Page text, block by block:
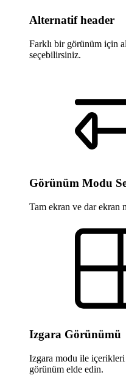
Alternatif header
Farklı bir görünüm için
seçebilirsiniz.
Görünüm Modu
Tam ekran ve dar ekran
Izgara Görünümü
Izgara modu ile
görünüm elde edin.